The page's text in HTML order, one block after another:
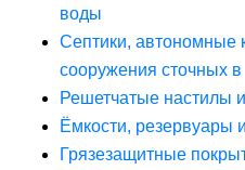
воды
Септики, автономные
сооружения сточных в
Решетчатые настилы
Ёмкости, резервуары
Грязезащитные